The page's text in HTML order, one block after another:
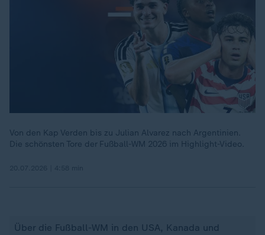
Von den Kap Verden bis zu Julian Alvarez nach Argentinien.
Die schönsten Tore der Fußball-WM 2026 im Highlight-Video.
Über die Fußball-WM in den USA, Kanada und